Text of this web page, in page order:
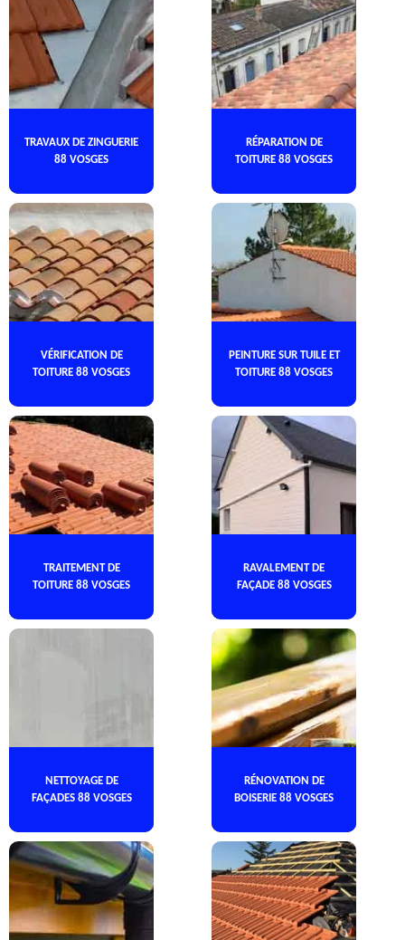
TRAVAUX DE ZINGUERIE
88 VOSGES
RÉPARATION DE
TOITURE 88 VOSGES
VÉRIFICATION DE
TOITURE 88 VOSGES
PEINTURE SUR TUILE ET
TOITURE 88 VOSGES
TRAITEMENT DE
TOITURE 88 VOSGES
RAVALEMENT DE
FAÇADE 88 VOSGES
NETTOYAGE DE
FAÇADES 88 VOSGES
RÉNOVATION DE
BOISERIE 88 VOSGES